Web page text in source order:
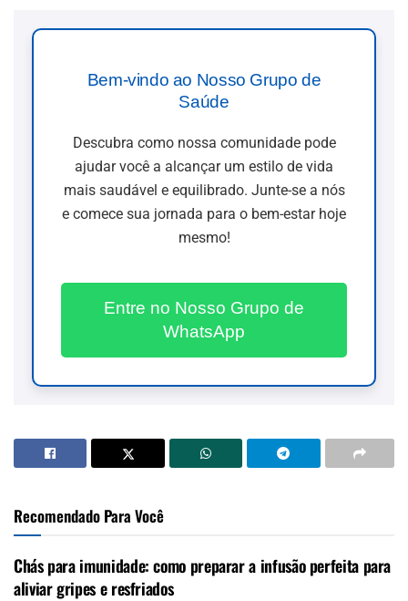
Bem-vindo ao Nosso Grupo de
Saúde
Descubra como nossa comunidade pode
ajudar você a alcançar um estilo de vida
mais saudável e equilibrado. Junte-se a nós
e comece sua jornada para o bem-estar hoje
mesmo!
Entre no Nosso Grupo de
WhatsApp
Recomendado Para Você
Chás para imunidade: como preparar a infusão perfeita para
aliviar gripes e resfriados